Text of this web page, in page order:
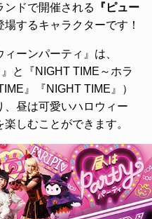
ンドで開催される
『ピュー
場するキャラクターです！
ーンパーティ』は、
と『NIGHT TIME～ホラ
』『NIGHT TIME』）
昼は可愛いハロウィー
しむことができます。